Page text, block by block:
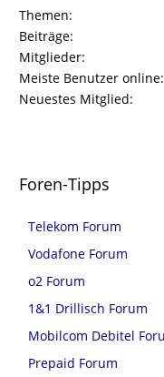
Themen
Beiträge
Mitglieder
Meiste Benutzer online
Neuestes Mitglied
Foren-Tipps
Telekom Forum
Vodafone Forum
o2 Forum
1&1 Drillisch Forum
Mobilcom Debitel
Prepaid Forum